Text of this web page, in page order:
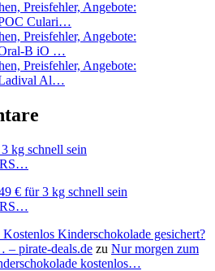
Preisfehler, Angebote:
POC Culari…
Preisfehler, Angebote:
Oral-B iO …
Preisfehler, Angebote:
Ladival Al…
kg schnell sein
€ für 3 kg schnell sein
Kinderschokolade gesichert?
– pirate-deals.de zu Nur morgen zum
kostenlos…